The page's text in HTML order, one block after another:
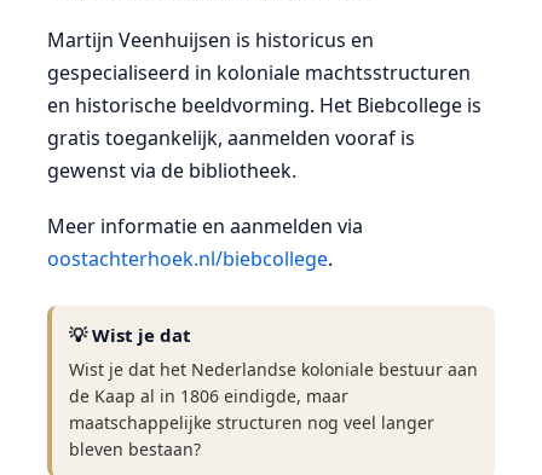
Martijn Veenhuijsen is historicus en
gespecialiseerd in koloniale machtsstructuren
en historische beeldvorming. Het Biebcollege is
gratis toegankelijk, aanmelden vooraf is
gewenst via de bibliotheek.
Meer informatie en aanmelden via
oostachterhoek.nl/biebcollege.
💡 Wist je dat
Wist je dat het Nederlandse koloniale bestuur aan
de Kaap al in 1806 eindigde, maar
maatschappelijke structuren nog veel langer
bleven bestaan?